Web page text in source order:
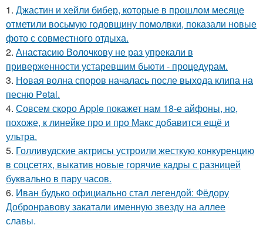
1. Джастин и хейли бибер, которые в прошлом месяце
отметили восьмую годовщину помолвки, показали новые
фото с совместного отдыха.
2. Анастасию Волочкову не раз упрекали в
приверженности устаревшим бьюти - процедурам.
3. Новая волна споров началась после выхода клипа на
песню Petal.
4. Совсем скоро Apple покажет нам 18-е айфоны, но,
похоже, к линейке про и про Макс добавится ещё и
ультра.
5. Голливудские актрисы устроили жесткую конкуренцию
в соцсетях, выкатив новые горячие кадры с разницей
буквально в пару часов.
6. Иван будько официально стал легендой: Фёдору
Добронравову закатали именную звезду на аллее
славы.